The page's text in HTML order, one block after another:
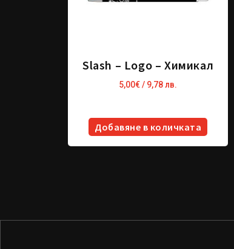
Slash – Logo – Химикал
5,00€/ 9,78 лв.
Добавяне в количката